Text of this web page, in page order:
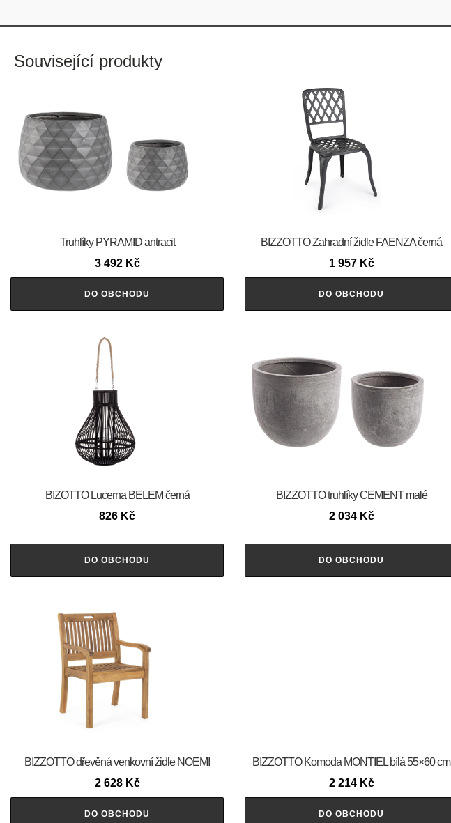
Související produkty
Truhlíky PYRAMID antracit
3 492 Kč
DO OBCHODU
BIZZOTTO Zahradní židle FAENZA černá
1 957 Kč
DO OBCHODU
BIZOTTO Lucerna BELEM černá
826 Kč
DO OBCHODU
BIZZOTTO truhlíky CEMENT malé
2 034 Kč
DO OBCHODU
BIZZOTTO dřevěná venkovní židle NOEMI
2 628 Kč
DO OBCHODU
BIZZOTTO Komoda MONTIEL bílá 55×60 cm
2 214 Kč
DO OBCHODU